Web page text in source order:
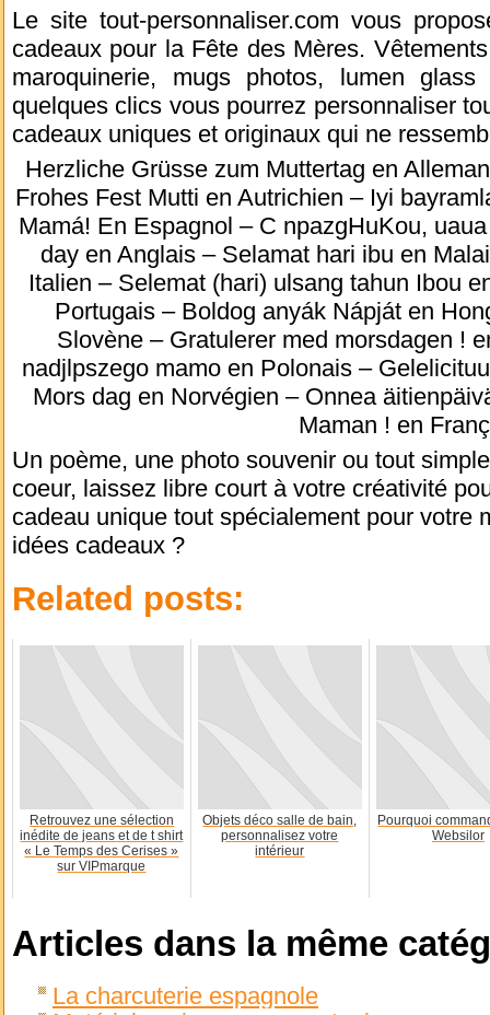
Le site tout-personnaliser.com vous
cadeaux pour la Fête des Mères.
maroquinerie, mugs photos, lumen
quelques clics vous pourrez personnaliser
cadeaux uniques et originaux qui ne
Herzliche Grüsse zum Muttertag en
Frohes Fest Mutti en Autrichien – Iyi
Mamá! En Espagnol – C npazgHuKou,
day en Anglais – Selamat hari ibu en
Italien – Selemat (hari) ulsang tahun Ibou
Portugais – Boldog anyák Nápját en
Slovène – Gratulerer med morsdagen !
nadjlpszego mamo en Polonais –
Mors dag en Norvégien – Onnea
Maman ! en
Un poème, une photo souvenir ou tout
coeur, laissez libre court à votre créativité
cadeau unique tout spécialement pour votre
idées cadeaux ?
Related posts:
Retrouvez une sélection
inédite de jeans et de t shirt
« Le Temps des Cerises »
sur VIPmarque
Objets déco salle de bain,
personnalisez votre
intérieur
Pourquoi
Websilor
Articles dans la même
La charcuterie espagnole